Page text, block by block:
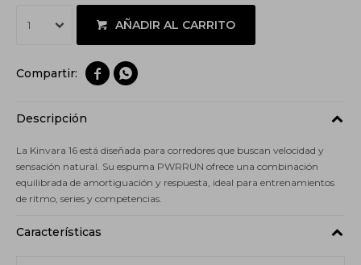
1 AÑADIR AL CARRITO
 
Descripción
La Kinvara 16 está diseñada para corredores que buscan velocidad y
sensación natural. Su espuma PWRRUN ofrece una combinación
equilibrada de amortiguación y respuesta, ideal para entrenamientos
de ritmo, series y competencias.
Características